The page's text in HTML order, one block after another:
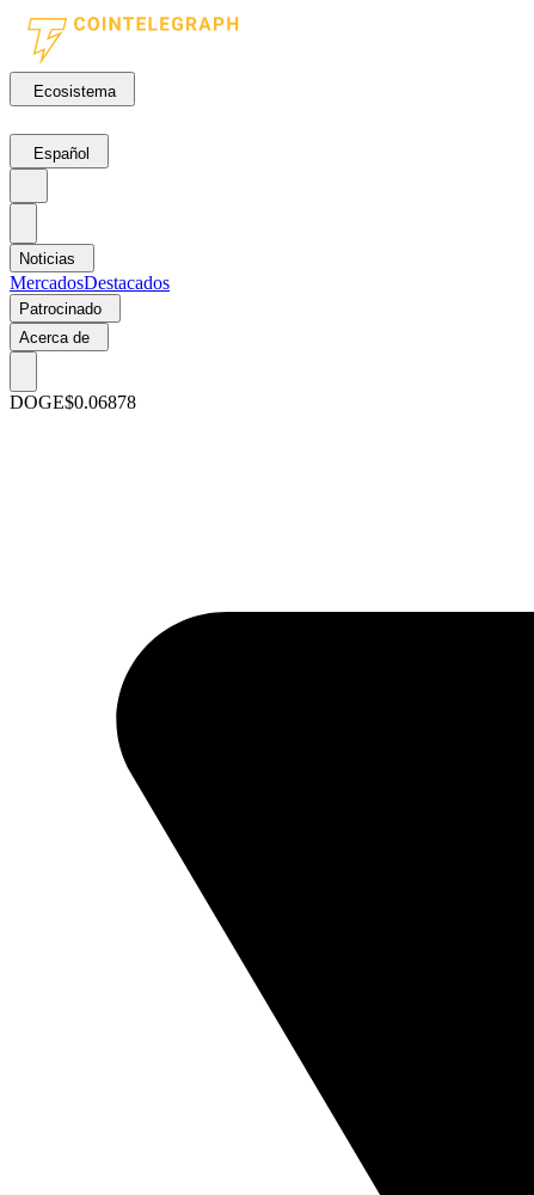
Ecosistema
Español
Noticias
MercadosDestacados
Patrocinado
Acerca de
DOGE$0.06878